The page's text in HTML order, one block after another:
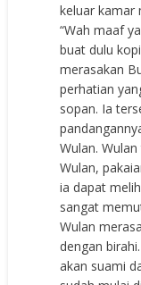
keluar kamar
“Wah maaf
buat dulu
merasakan
perhatian
sopan. Ia
Wulan.
Wulan,
ia dapat
sangat
Wulan
dengan
akan suami